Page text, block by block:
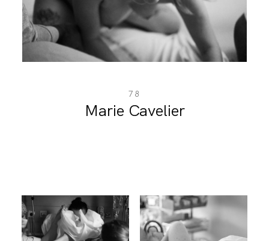
BLOG
78
Marie Cavelier